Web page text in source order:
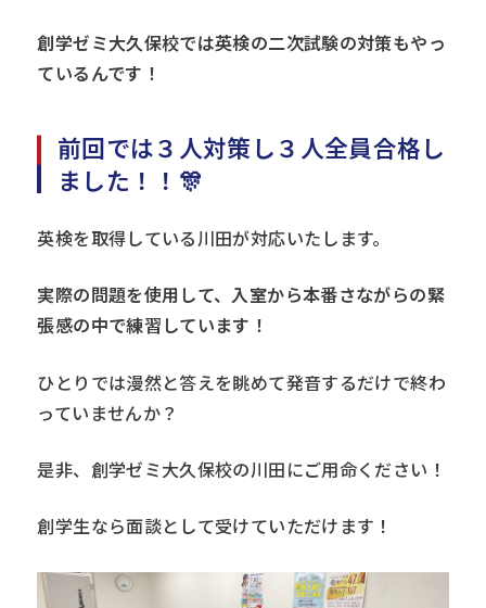
創学ゼミ大久保校では英検の二次試験の対策もやっ
ているんです！
前回では３人対策し３人全員合格し
ました！！🎊
英検を取得している川田が対応いたします。
実際の問題を使用して、入室から本番さながらの緊
張感の中で練習しています！
ひとりでは漫然と答えを眺めて発音するだけで終わ
っていませんか？
是非、創学ゼミ大久保校の川田にご用命ください！
創学生なら面談として受けていただけます！